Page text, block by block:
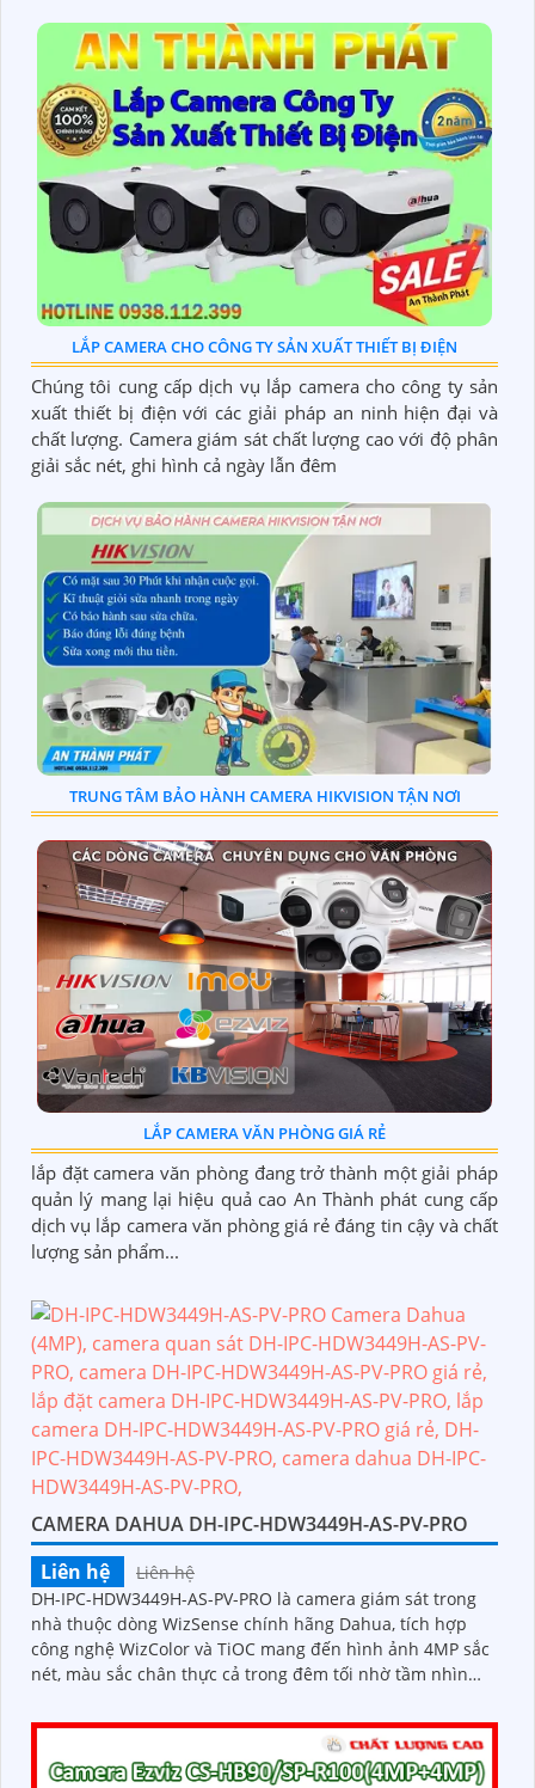
LẮP CAMERA CHO CÔNG TY SẢN XUẤT THIẾT BỊ ĐIỆN
Chúng tôi cung cấp dịch vụ lắp camera cho công ty sản
xuất thiết bị điện với các giải pháp an ninh hiện đại và
chất lượng. Camera giám sát chất lượng cao với độ phân
giải sắc nét, ghi hình cả ngày lẫn đêm
TRUNG TÂM BẢO HÀNH CAMERA HIKVISION TẬN NƠI
LẮP CAMERA VĂN PHÒNG GIÁ RẺ
lắp đặt camera văn phòng đang trở thành một giải pháp
quản lý mang lại hiệu quả cao An Thành phát cung cấp
dịch vụ lắp camera văn phòng giá rẻ đáng tin cậy và chất
lượng sản phẩm...
CAMERA DAHUA DH-IPC-HDW3449H-AS-PV-PRO
Liên hệ
Liên hệ
DH-IPC-HDW3449H-AS-PV-PRO là camera giám sát trong
nhà thuộc dòng WizSense chính hãng Dahua, tích hợp
công nghệ WizColor và TiOC mang đến hình ảnh 4MP sắc
nét, màu sắc chân thực cả trong đêm tối nhờ tầm nhìn
chính xác người và phương tiện bằng AI, đàm thoại hai
chiều rõ ràng, hỗ trợ thẻ nhớ 512GB và cấp nguồn qua
PoE giá rẻ